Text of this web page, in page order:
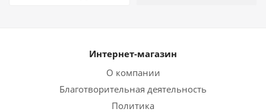
Интернет-магазин
О компании
Благотворительная деятельность
Политика